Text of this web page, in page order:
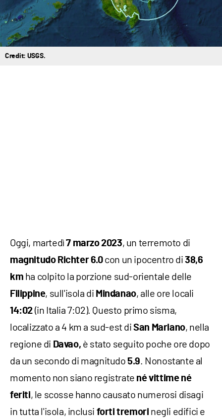
Credit: USGS.
Oggi, martedì7 marzo 2023, un terremoto di
magnitudo Richter 6.0con un ipocentro di38,6
km ha colpito la porzione sud-orientale delle
Filippine, sull'isola di Mindanao, alle ore locali
14:02 (in Italia 7:02). Questo primo sisma,
localizzato a 4 km a sud-est diSan Mariano, nella
regione di Davao, è stato seguito poche ore dopo
da un secondo di magnitudo5.9. Nonostante al
momento non siano registrate né vittime né
feriti, le scosse hanno causato numerosi disagi
in tutta l'isola, inclusi forti tremori negli edifici e